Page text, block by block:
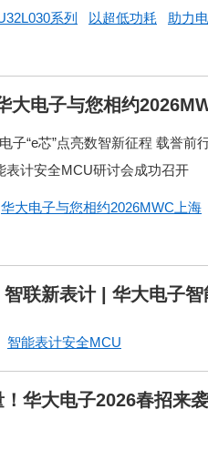
系列 以超低功耗
助力
大电子与您相约
子“e芯”点亮数智新征程 载誉
表计安全MCU研讨会成功召开
华大电子与您相约2026MWC上海
联新表计 | 华大电子
智能表计安全MCU
华大电子2026春招来袭